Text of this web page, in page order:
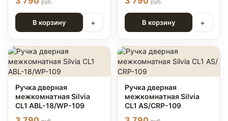
руб.
В корзину +
руб.
В корзину +
Ручка дверная
межкомнатная Silvia
CL1 ABL-18/WP-109
Ручка дверная
межкомнатная Silvia
CL1 AS/СRP-109